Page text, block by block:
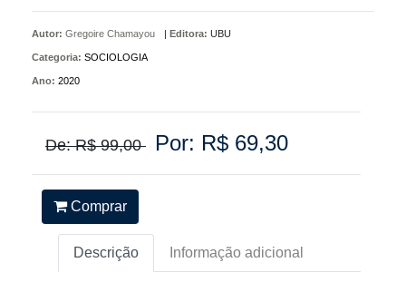
Autor: Gregoire Chamayou | Editora: UBU
Categoria: SOCIOLOGIA
Ano: 2020
De: R$ 99,00 Por: R$ 69,30
Comprar
Descrição Informação adicional